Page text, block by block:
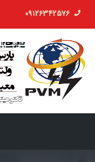
09126342576